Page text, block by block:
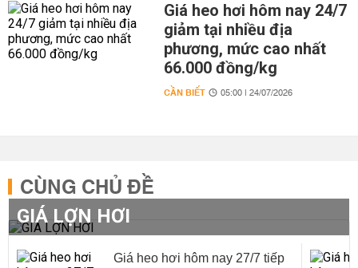
Giá heo hơi hôm nay 24/7
giảm tại nhiều địa
phương, mức cao nhất
66.000 đồng/kg
CẦN BIẾT 05:00 | 24/07/2026
CÙNG CHỦ ĐỀ
GIÁ LỢN HƠI
Giá heo hơi hôm nay 27/7 tiếp